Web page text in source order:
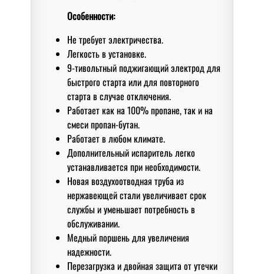
Особенности:
Не требует электричества.
Легкость в установке.
9-тивольтный поджигающий электрод для
быстрого старта или для повторного
старта в случае отключения.
Работает как на 100% пропане, так и на
смеси пропан-бутан.
Работает в любом климате.
Дополнительный испаритель легко
устанавливается при необходимости.
Новая воздухоотводная труба из
нержавеющей стали увеличивает срок
службы и уменьшает потребность в
обслуживании.
Медный поршень для увеличения
надежности.
Перезагрузка и двойная защита от утечки